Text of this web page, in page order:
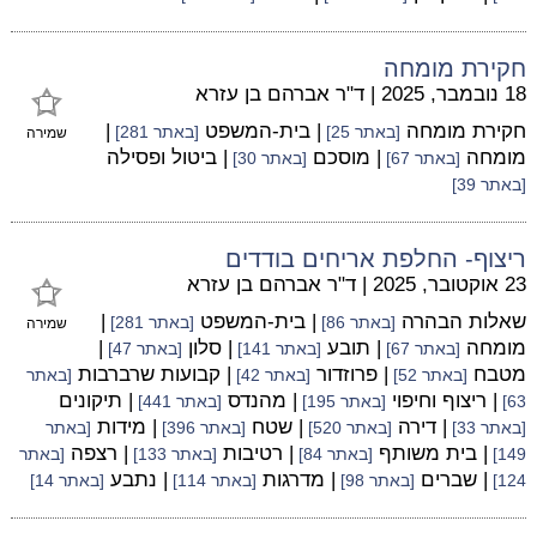
חקירת מומחה
שמירה
18 נובמבר, 2025 | ד"ר אברהם בן עזרא
חקירת מומחה [באתר 25] | בית-המשפט [באתר 281]
|
מומחה [באתר 67] | מוסכם [באתר 30] | ביטול ופסילה
[באתר 39]
ריצוף- החלפת אריחים בודדים
שמירה
23 אוקטובר, 2025 | ד"ר אברהם בן עזרא
שאלות הבהרה [באתר 86] | בית-המשפט [באתר 281]
|
מומחה [באתר 67] | תובע [באתר 141] | סלון [באתר 47]
|
מטבח [באתר 52] | פרוזדור [באתר 42] | קבועות שרברבות [באתר
63]
| ריצוף וחיפוי [באתר 195] | מהנדס [באתר 441] | תיקונים
[באתר 33] | דירה [באתר 520] | שטח [באתר 396] | מידות [באתר
149]
| בית משותף [באתר 84] | רטיבות [באתר 133] | רצפה [באתר
124]
| שברים [באתר 98] | מדרגות [באתר 114] | נתבע [באתר 14]